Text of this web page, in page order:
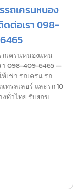
รถเครนหนอง
ดต่อเรา 098-
ถเครนหนองแหน
า 098-409-6465 —
เช่า รถเครน รถ
เทรลเลอร์ และรถ 10
งทั่วไทย รับยกข